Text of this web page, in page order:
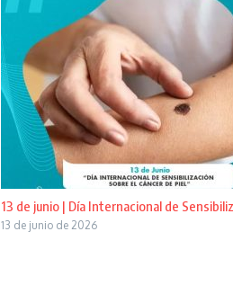
13 de junio | Día Internacional de
13 de junio de 2026